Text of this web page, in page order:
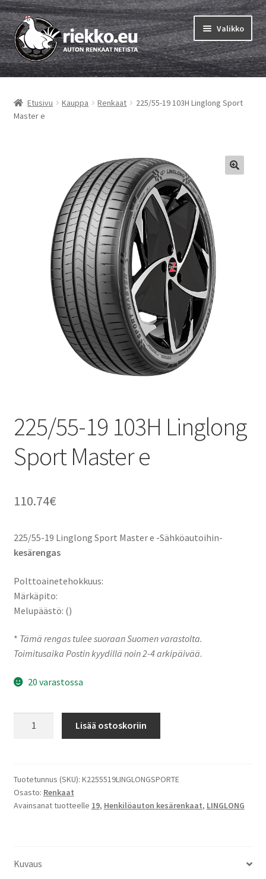
Siirry
navigointiin
Siirry
sisältöön
Valikko
Etusivu
Vinkit & ohjeet
Rengastestit
Etusivu Kauppa Renkaat
225/55-19 103H Linglong Sport
Master e
225/55-19 103H Linglong
Sport Master e
110.74€
225/55-19 Linglong Sport Master e -Sähköautoihin-
kesärengas
Polttoainetehokkuus:
Märkäpito:
Melupäästö: ()
* Tämä rengas tulee suoraan Suomen varastolta.
Toimitusaika Postin kyydillä noin 2-4 arkipäivää.
20 varastossa
Sport
Master
e
Lisää ostoskoriin
Tuotetunnus (SKU): K2255519LINGLONGSPORTE
Osasto: Renkaat
Avainsanat tuotteelle 19, Henkilöauton kesärenkaat, LINGLONG
Kuvaus